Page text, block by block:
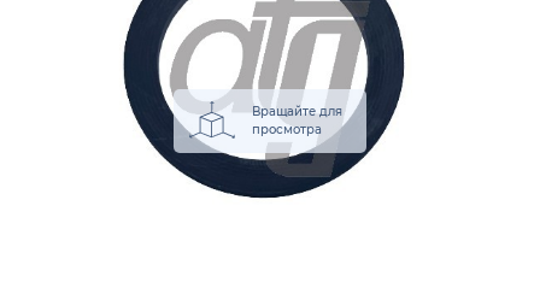
Вращайте для
просмотра